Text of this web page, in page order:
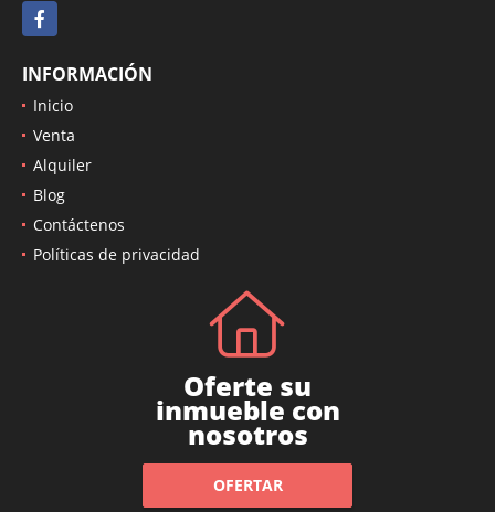
Facebook
INFORMACIÓN
Inicio
Venta
Alquiler
Blog
Contáctenos
Políticas de privacidad
Oferte su
inmueble con
nosotros
OFERTAR